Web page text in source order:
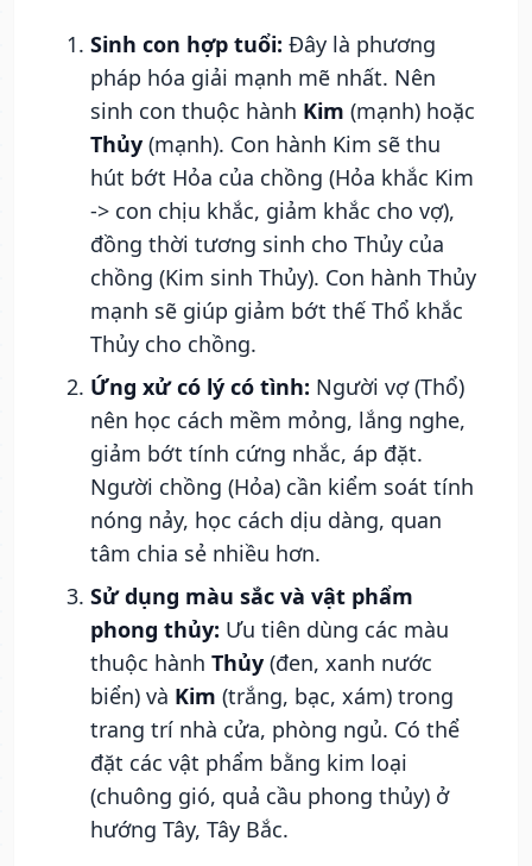
Sinh con hợp tuổi: Đây là phương
pháp hóa giải mạnh mẽ nhất. Nên
sinh con thuộc hành Kim (mạnh) hoặc
Thủy (mạnh). Con hành Kim sẽ thu
hút bớt Hỏa của chồng (Hỏa khắc Kim
-> con chịu khắc, giảm khắc cho vợ),
đồng thời tương sinh cho Thủy của
chồng (Kim sinh Thủy). Con hành Thủy
mạnh sẽ giúp giảm bớt thế Thổ khắc
Thủy cho chồng.
Ứng xử có lý có tình: Người vợ (Thổ)
nên học cách mềm mỏng, lắng nghe,
giảm bớt tính cứng nhắc, áp đặt.
Người chồng (Hỏa) cần kiểm soát tính
nóng nảy, học cách dịu dàng, quan
tâm chia sẻ nhiều hơn.
Sử dụng màu sắc và vật phẩm
phong thủy: Ưu tiên dùng các màu
thuộc hành Thủy (đen, xanh nước
biển) và Kim (trắng, bạc, xám) trong
trang trí nhà cửa, phòng ngủ. Có thể
đặt các vật phẩm bằng kim loại
(chuông gió, quả cầu phong thủy) ở
hướng Tây, Tây Bắc.